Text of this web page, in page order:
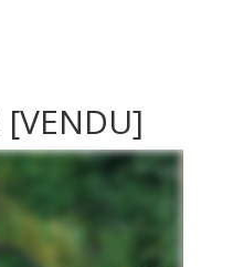
[VENDU]